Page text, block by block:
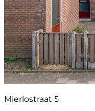
Mierlostraat 5